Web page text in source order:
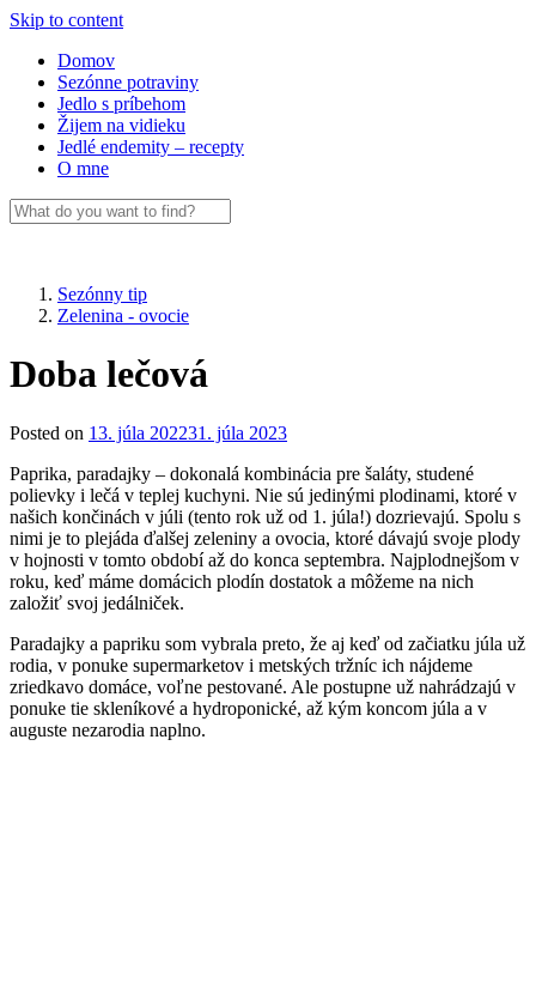
Skip to content
Domov
Sezónne potraviny
Jedlo s príbehom
Žijem na vidieku
Jedlé endemity – recepty
O mne
Sezónny tip
Zelenina - ovocie
Doba lečová
Posted on 13. júla 202231. júla 2023
Paprika, paradajky – dokonalá kombinácia pre šaláty, studené
polievky i lečá v teplej kuchyni. Nie sú jedinými plodinami, ktoré v
našich končinách v júli (tento rok už od 1. júla!) dozrievajú. Spolu s
nimi je to plejáda ďalšej zeleniny a ovocia, ktoré dávajú svoje plody
v hojnosti v tomto období až do konca septembra. Najplodnejšom v
roku, keď máme domácich plodín dostatok a môžeme na nich
založiť svoj jedálniček.
Paradajky a papriku som vybrala preto, že aj keď od začiatku júla už
rodia, v ponuke supermarketov i metských tržníc ich nájdeme
zriedkavo domáce, voľne pestované. Ale postupne už nahrádzajú v
ponuke tie skleníkové a hydroponické, až kým koncom júla a v
auguste nezarodia naplno.